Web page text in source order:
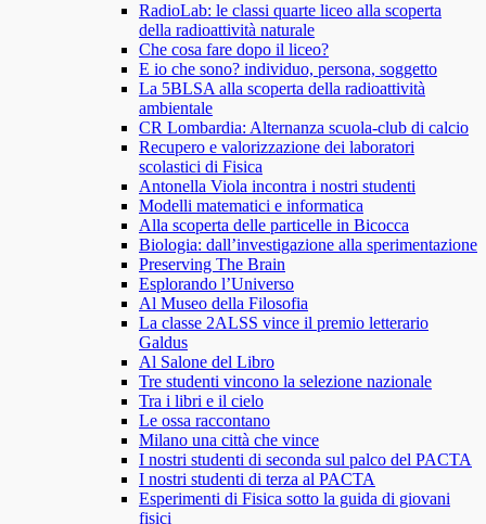
RadioLab: le classi quarte liceo alla scoperta
della radioattività naturale
Che cosa fare dopo il liceo?
E io che sono? individuo, persona, soggetto
La 5BLSA alla scoperta della radioattività
ambientale
CR Lombardia: Alternanza scuola-club di calcio
Recupero e valorizzazione dei laboratori
scolastici di Fisica
Antonella Viola incontra i nostri studenti
Modelli matematici e informatica
Alla scoperta delle particelle in Bicocca
Biologia: dall’investigazione alla sperimentazione
Preserving The Brain
Esplorando l’Universo
Al Museo della Filosofia
La classe 2ALSS vince il premio letterario
Galdus
Al Salone del Libro
Tre studenti vincono la selezione nazionale
Tra i libri e il cielo
Le ossa raccontano
Milano una città che vince
I nostri studenti di seconda sul palco del PACTA
I nostri studenti di terza al PACTA
Esperimenti di Fisica sotto la guida di giovani
fisici